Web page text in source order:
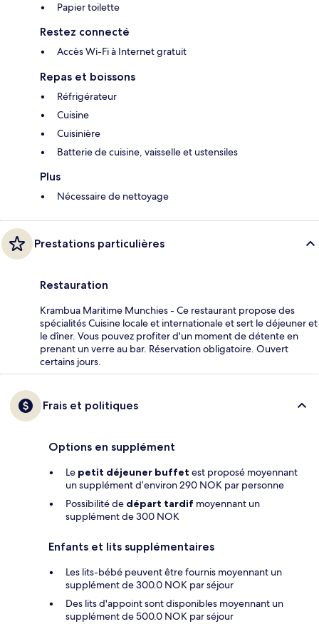
Papier toilette
Restez connecté
Accès Wi-Fi à Internet gratuit
Repas et boissons
Réfrigérateur
Cuisine
Cuisinière
Batterie de cuisine, vaisselle et ustensiles
Plus
Nécessaire de nettoyage
Prestations particulières
Restauration
Krambua Maritime Munchies - Ce restaurant propose des
spécialités Cuisine locale et internationale et sert le déjeuner et
le dîner. Vous pouvez profiter d'un moment de détente en
prenant un verre au bar. Réservation obligatoire. Ouvert
certains jours.
Frais et politiques
Options en supplément
Le petit déjeuner buffet est proposé moyennant
un supplément d’environ 290 NOK par personne
Possibilité de départ tardif moyennant un
supplément de 300 NOK
Enfants et lits supplémentaires
Les lits-bébé peuvent être fournis moyennant un
supplément de 300.0 NOK par séjour
Des lits d'appoint sont disponibles moyennant un
supplément de 500.0 NOK par séjour